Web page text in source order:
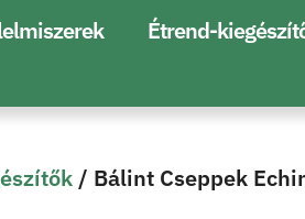
Étrend-
/ Bálint Cseppek